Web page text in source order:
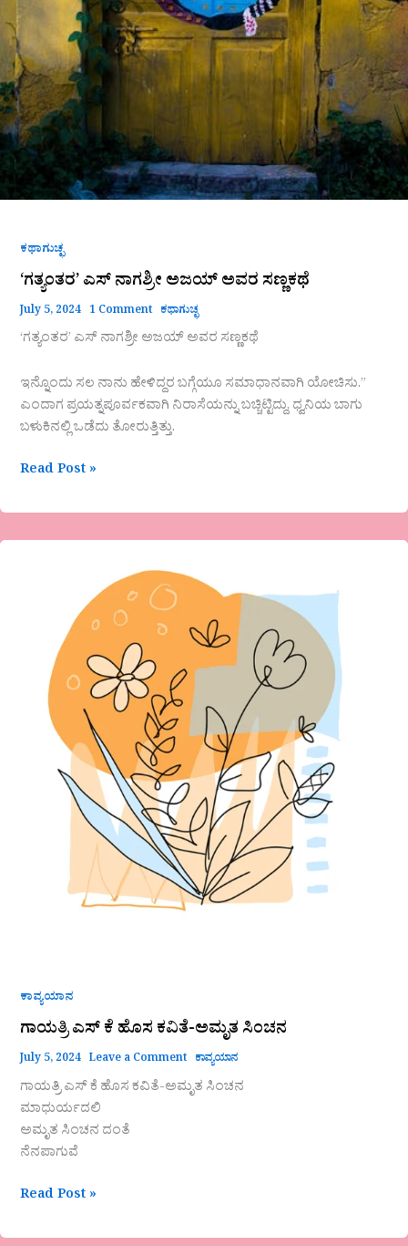
ಕಥಾಗುಚ್ಛ
‘ಗತ್ಯಂತರ’ ಎಸ್ ನಾಗಶ್ರೀ ಅಜಯ್ ಅವರ ಸಣ್ಣಕಥೆ
July 5, 2024 1 Comment ಕಥಾಗುಚ್ಛ
‘ಗತ್ಯಂತರ’ ಎಸ್ ನಾಗಶ್ರೀ ಅಜಯ್ ಅವರ ಸಣ್ಣಕಥೆ
ಇನ್ನೊಂದು ಸಲ ನಾನು ಹೇಳಿದ್ದರ ಬಗ್ಗೆಯೂ ಸಮಾಧಾನವಾಗಿ ಯೋಚಿಸು.”
ಎಂದಾಗ ಪ್ರಯತ್ನಪೂರ್ವಕವಾಗಿ ನಿರಾಸೆಯನ್ನು ಬಚ್ಚಿಟ್ಟಿದ್ದು, ಧ್ವನಿಯ ಬಾಗು
ಬಳುಕಿನಲ್ಲಿ ಒಡೆದು ತೋರುತ್ತಿತ್ತು.
Read Post »
ಕಾವ್ಯಯಾನ
ಗಾಯತ್ರಿ ಎಸ್ ಕೆ ಹೊಸ ಕವಿತೆ-ಅಮೃತ ಸಿಂಚನ
July 5, 2024 Leave a Comment ಕಾವ್ಯಯಾನ
ಗಾಯತ್ರಿ ಎಸ್ ಕೆ ಹೊಸ ಕವಿತೆ-ಅಮೃತ ಸಿಂಚನ
ಮಾಧುರ್ಯದಲಿ
ಅಮೃತ ಸಿಂಚನ ದಂತೆ
ನೆನಪಾಗುವೆ
ಅಮೃತ
ಸಿಂಚನ
Read Post »